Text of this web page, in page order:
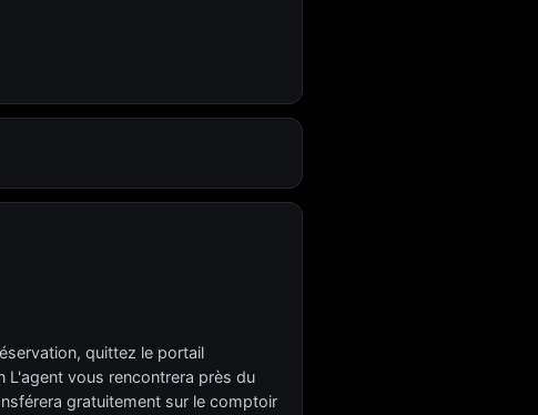
quittez le portail
L'agent vous rencontrera près du
gratuitement sur le comptoir